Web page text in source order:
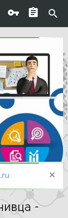
-